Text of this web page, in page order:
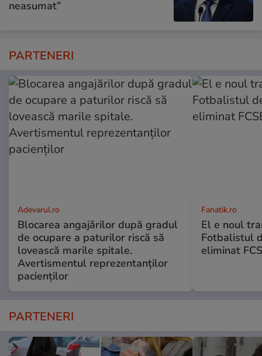
neasumat”
PARTENERI
Adevarul.ro
Blocarea angajărilor după gradul
de ocupare a paturilor riscă să
lovească marile spitale.
Avertismentul reprezentanților
pacienților
Fanatik.ro
El e noul
Fotbalistul
eliminat
PARTENERI